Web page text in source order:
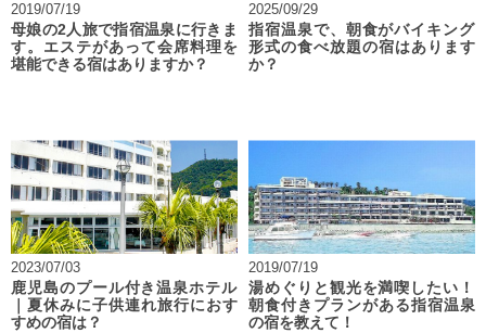
2019/07/19
母娘の2人旅で指宿温泉に行きま
す。エステがあって会席料理を
堪能できる宿はありますか？
2025/09/29
指宿温泉で、朝食がバイキング
形式の食べ放題の宿はあります
か？
2023/07/03
鹿児島のプール付き温泉ホテル
｜夏休みに子供連れ旅行におす
すめの宿は？
2019/07/19
湯めぐりと観光を満喫したい！
朝食付きプランがある指宿温泉
の宿を教えて！